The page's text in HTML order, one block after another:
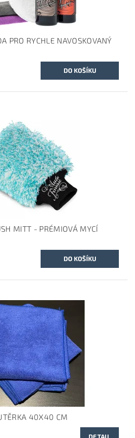
PRO RYCHLE NAVOSKOVANÝ
MITT - PRÉMIOVÁ MYCÍ
40X40 CM
DETAIL